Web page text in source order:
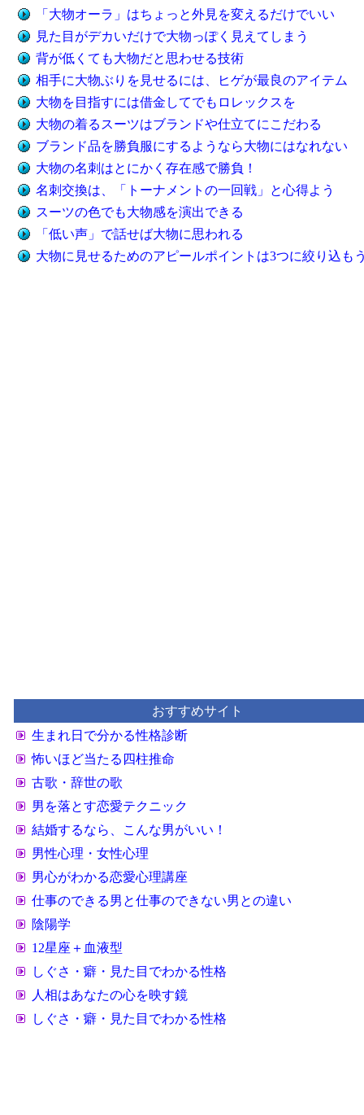
「大物オーラ」はちょっと外見を変えるだけでいい
見た目がデカいだけで大物っぽく見えてしまう
背が低くても大物だと思わせる技術
相手に大物ぶりを見せるには、ヒゲが最良のアイテム
大物を目指すには借金してでもロレックスを
大物の着るスーツはブランドや仕立てにこだわる
ブランド品を勝負服にするようなら大物にはなれない
大物の名刺はとにかく存在感で勝負！
名刺交換は、「トーナメントの一回戦」と心得よう
スーツの色でも大物感を演出できる
「低い声」で話せば大物に思われる
大物に見せるためのアピールポイントは3つに絞り込も
おすすめサイト
生まれ日で分かる性格診断
怖いほど当たる四柱推命
古歌・辞世の歌
男を落とす恋愛テクニック
結婚するなら、こんな男がいい！
男性心理・女性心理
男心がわかる恋愛心理講座
仕事のできる男と仕事のできない男との違い
陰陽学
12星座＋血液型
しぐさ・癖・見た目でわかる性格
人相はあなたの心を映す鏡
しぐさ・癖・見た目でわかる性格